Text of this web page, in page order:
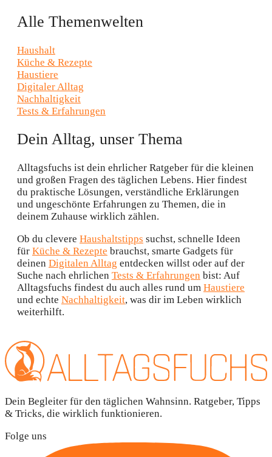
Alle Themenwelten
Haushalt
Küche & Rezepte
Haustiere
Digitaler Alltag
Nachhaltigkeit
Tests & Erfahrungen
Dein Alltag, unser Thema
Alltagsfuchs ist dein ehrlicher Ratgeber für die kleinen
und großen Fragen des täglichen Lebens. Hier findest
du praktische Lösungen, verständliche Erklärungen
und ungeschönte Erfahrungen zu Themen, die in
deinem Zuhause wirklich zählen.
Ob du clevere Haushaltstipps suchst, schnelle Ideen
für Küche & Rezepte brauchst, smarte Gadgets für
deinen Digitalen Alltag entdecken willst oder auf der
Suche nach ehrlichen Tests & Erfahrungen bist: Auf
Alltagsfuchs findest du auch alles rund um Haustiere
und echte Nachhaltigkeit, was dir im Leben wirklich
weiterhilft.
Dein Begleiter für den täglichen Wahnsinn. Ratgeber, Tipps
& Tricks, die wirklich funktionieren.
Folge uns